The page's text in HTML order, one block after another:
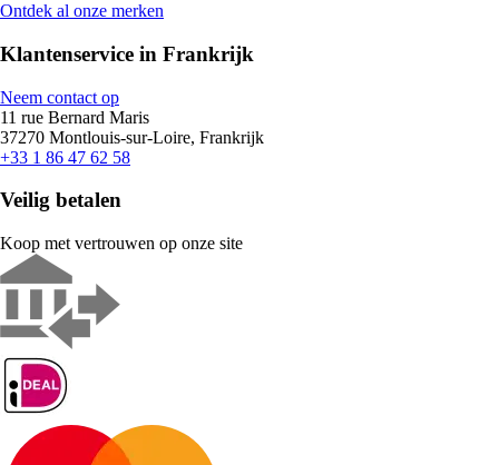
Ontdek al onze merken
Klantenservice in Frankrijk
Neem contact op
11 rue Bernard Maris
37270 Montlouis-sur-Loire, Frankrijk
+33 1 86 47 62 58
Veilig betalen
Koop met vertrouwen op onze site